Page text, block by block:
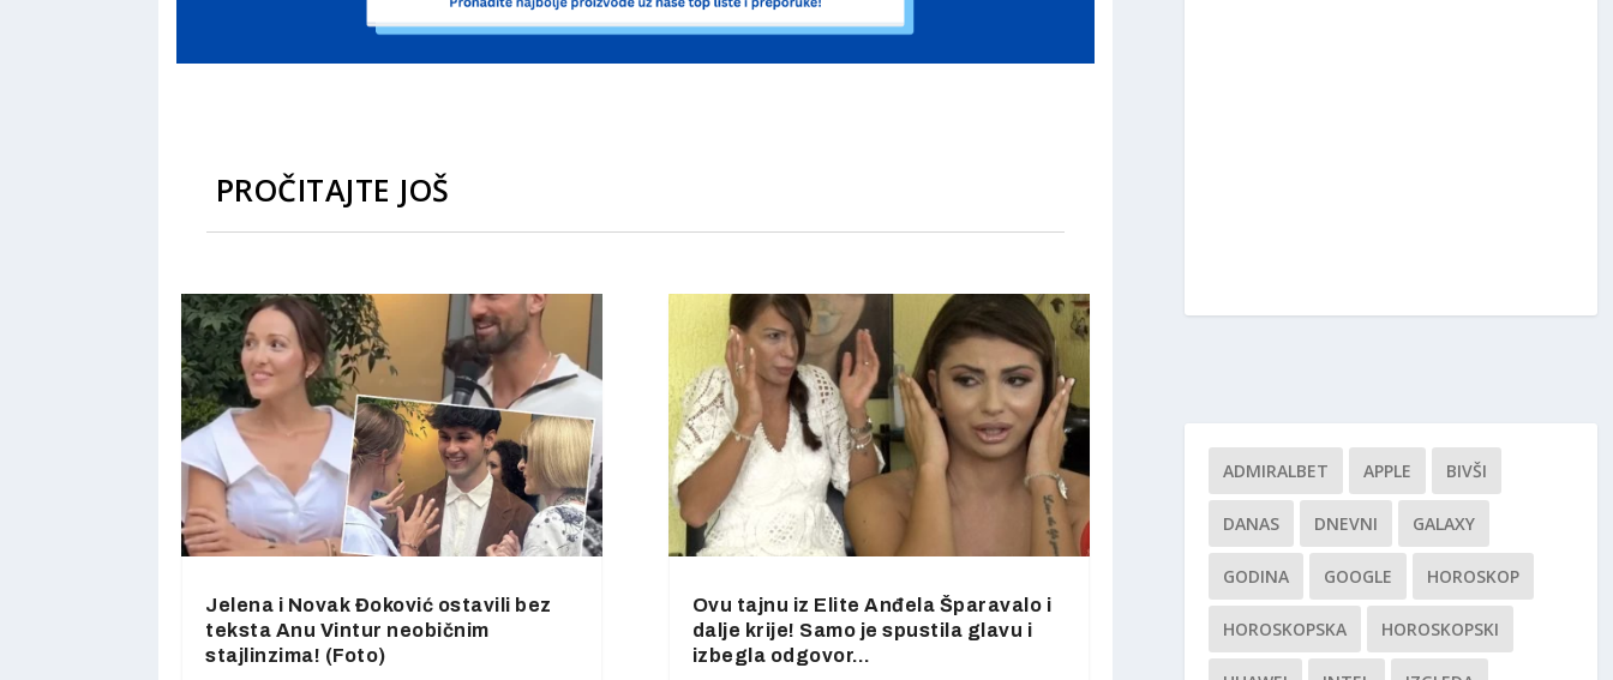
PROČITAJTE JOŠ
Jelena i Novak Đoković ostavili bez
teksta Anu Vintur neobičnim
stajlinzima! (Foto)
Ovu tajnu iz Elite Anđela Šparavalo i
dalje krije! Samo je spustila glavu i
izbegla odgovor…
ADMIRALBET APPLE BIVŠI
DANAS DNEVNI GALAXY
GODINA GOOGLE HOROSKOP
HOROSKOPSKA HOROSKOPSKI